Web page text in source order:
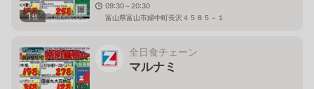
1枚
09:30～20:30
富山県富山市婦中町長沢４５８５－１
全日食チェーン
マルナミ